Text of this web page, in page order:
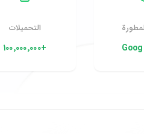
التحميلات
+١٠٠٬٠٠٠٬٠٠٠